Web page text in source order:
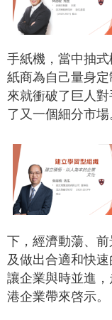
手紙機，當中抽
紙商為自己量身
來就衝破了巨人
了又一個細分市場
下，經濟動蕩、
及做出合適和快
讓企業與時並進
港企業帶來啓示。